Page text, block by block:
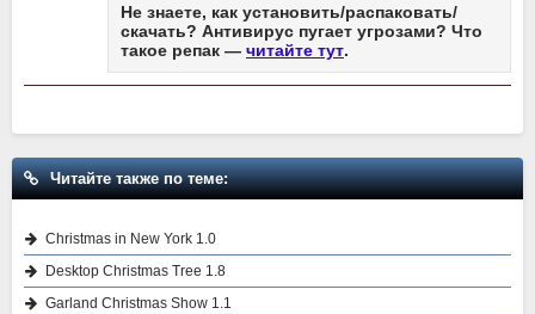
Не знаете, как установить/распаковать/
скачать? Антивирус пугает угрозами? Что
такое репак — читайте тут.
Читайте также по теме:
Christmas in New York 1.0
Desktop Christmas Tree 1.8
Garland Christmas Show 1.1